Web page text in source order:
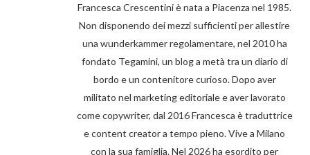
Francesca Crescentini è nata a Piacenza nel 1985.
Non disponendo dei mezzi sufficienti per allestire
una wunderkammer regolamentare, nel 2010 ha
fondato Tegamini, un blog a metà tra un diario di
bordo e un contenitore curioso. Dopo aver
militato nel marketing editoriale e aver lavorato
come copywriter, dal 2016 Francesca è traduttrice
e content creator a tempo pieno. Vive a Milano
con la sua famiglia. Nel 2026 ha esordito per